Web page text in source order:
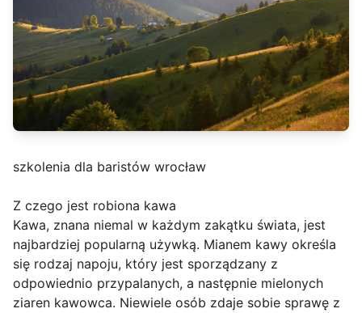
szkolenia dla baristów wrocław
Z czego jest robiona kawa
Kawa, znana niemal w każdym zakątku świata, jest
najbardziej popularną używką. Mianem kawy określa
się rodzaj napoju, który jest sporządzany z
odpowiednio przypalanych, a następnie mielonych
ziaren kawowca. Niewiele osób zdaje sobie sprawę z